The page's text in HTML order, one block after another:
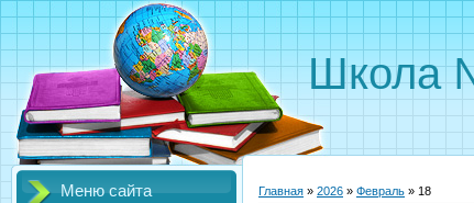
Школа
Меню сайта Главная » 2026 » Февраль » 18